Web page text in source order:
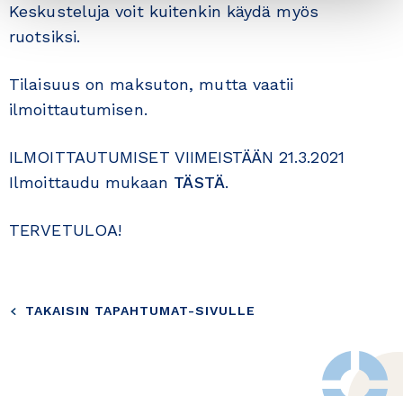
Keskusteluja voit kuitenkin käydä myös
ruotsiksi.
Tilaisuus on maksuton, mutta vaatii
ilmoittautumisen.
ILMOITTAUTUMISET VIIMEISTÄÄN 21.3.2021
Ilmoittaudu mukaan TÄSTÄ.
TERVETULOA!
TAKAISIN TAPAHTUMAT-SIVULLE